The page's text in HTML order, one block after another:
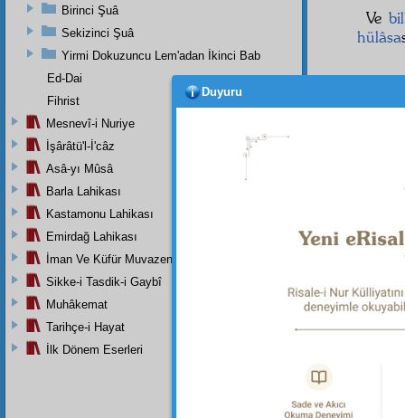
Ve
hülâsa
Birinci Şuâ
Sekizinci Şuâ
Yirmi Dokuzuncu Lem'adan İkinci Bab
Ed-Dai
Fihrist
Mesnevî-i Nuriye
İşârâtü'l-İ'câz
Asâ-yı Mûsâ
Barla Lahikası
Kastamonu Lahikası
Emirdağ Lahikası
İman Ve Küfür Muvazeneleri
Sikke-i Tasdik-i Gaybî
Muhâkemat
Tarihçe-i Hayat
İlk Dönem Eserleri
Duyuru